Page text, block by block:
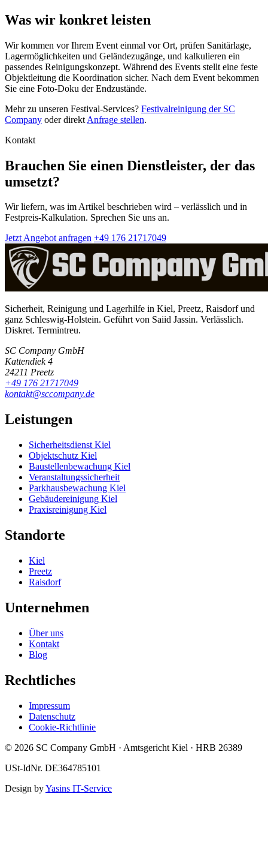
Was wir konkret leisten
Wir kommen vor Ihrem Event einmal vor Ort, prüfen Sanitärlage,
Lagermöglichkeiten und Geländezugänge, und kalkulieren ein
passendes Reinigungskonzept. Während des Events stellt eine feste
Objektleitung die Koordination sicher. Nach dem Event bekommen
Sie eine Foto-Doku der Endzustände.
Mehr zu unseren Festival-Services? Festivalreinigung der SC
Company oder direkt Anfrage stellen.
Kontakt
Brauchen Sie einen Dienstleister, der das
umsetzt?
Wir liefern, was im Artikel beschrieben wird – verlässlich und in
Festpreis-Kalkulation. Sprechen Sie uns an.
Jetzt Angebot anfragen +49 176 21717049
Sicherheit, Reinigung und Lagerhilfe in Kiel, Preetz, Raisdorf und
ganz Schleswig-Holstein. Geführt von Saiid Jassin. Verlässlich.
Diskret. Termintreu.
SC Company GmbH
Kattendiek 4
24211 Preetz
+49 176 21717049
kontakt@sccompany.de
Leistungen
Sicherheitsdienst Kiel
Objektschutz Kiel
Baustellenbewachung Kiel
Veranstaltungssicherheit
Parkhausbewachung Kiel
Gebäudereinigung Kiel
Praxisreinigung Kiel
Standorte
Kiel
Preetz
Raisdorf
Unternehmen
Über uns
Kontakt
Blog
Rechtliches
Impressum
Datenschutz
Cookie-Richtlinie
© 2026 SC Company GmbH · Amtsgericht Kiel · HRB 26389
USt-IdNr. DE364785101
Design byYasins IT-Service